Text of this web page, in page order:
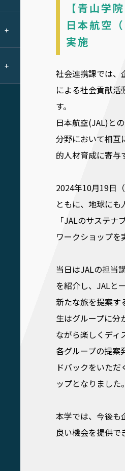
【青山学
日本航空
実施
社会連携課では、
による社会貢献活
す。
日本航空(JAL)と
分野において相互
的人材育成に寄与
2024年10月19日
ともに、地球に
「JALのサステ
ワークショップを
当日はJALの担当
を紹介し、JALと
新たな旅を提案す
生はグループに分
ながら楽しくディ
各グループの提案
ドバックをいた
ップとなりました。
本学では、今後も
良い機会を提供で